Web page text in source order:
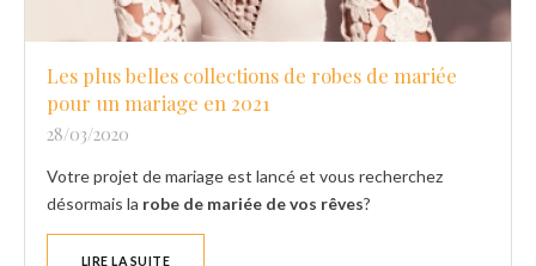
Les plus belles collections de robes de mariée
pour un mariage en 2021
28/03/2020
Votre projet de mariage est lancé et vous recherchez
désormais la robe de mariée de vos rêves?
LIRE LA SUITE